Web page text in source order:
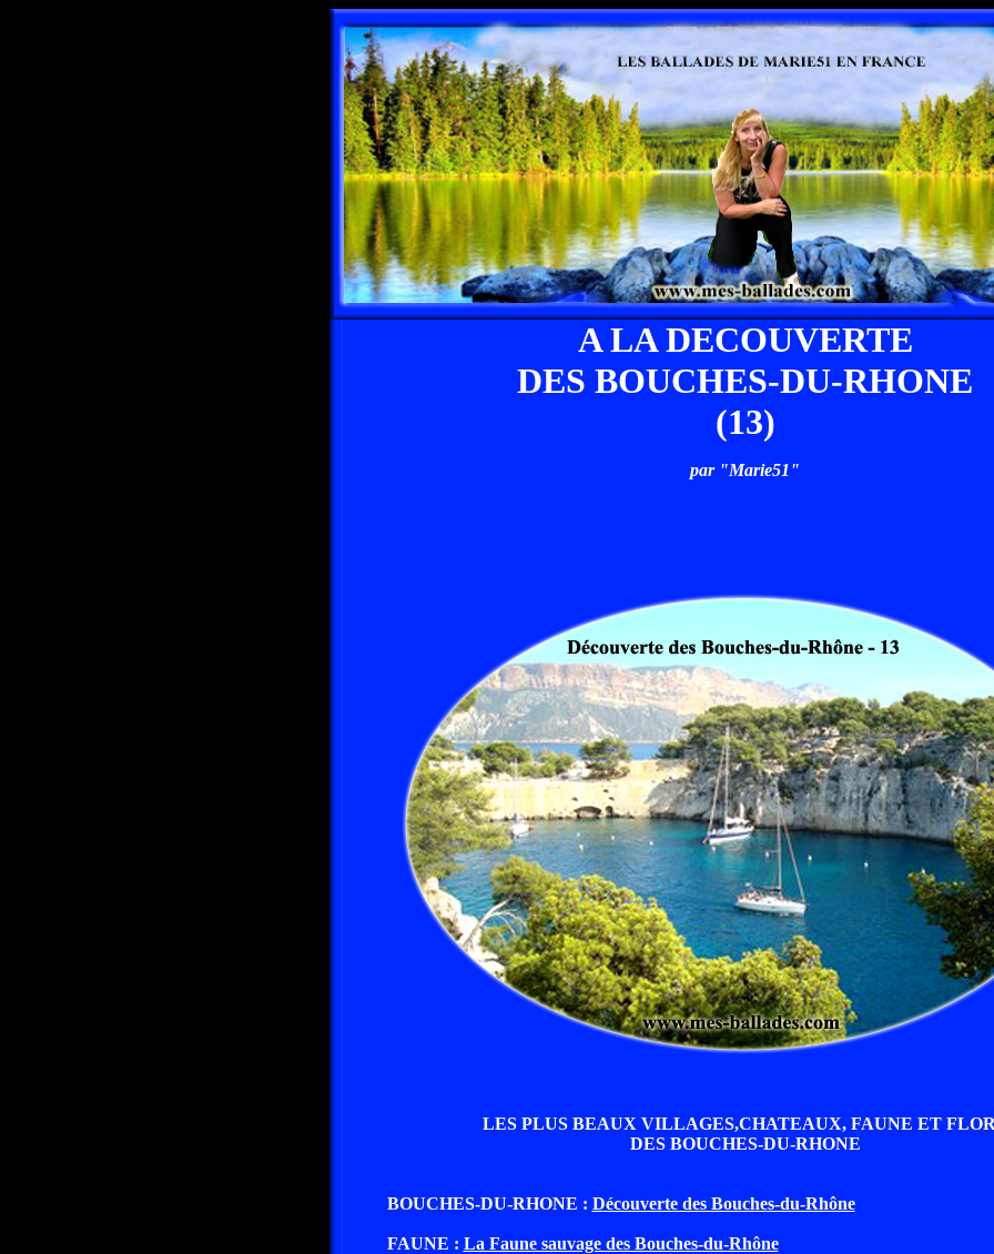
A LA DECOUVERTE
DES BOUCHES-DU-RHONE
(13)
par "Marie51"
LES PLUS BEAUX VILLAGES,CHATEAUX, FAUNE ET
DES BOUCHES-DU-RHONE
BOUCHES-DU-RHONE : Découverte des Bouches-du-Rhône
FAUNE : La Faune sauvage des Bouches-du-Rhône